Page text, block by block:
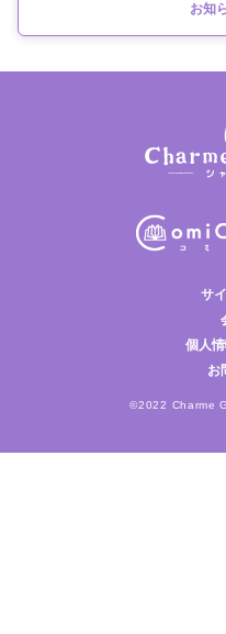
お知
サ
個人
お
©2022 Charme